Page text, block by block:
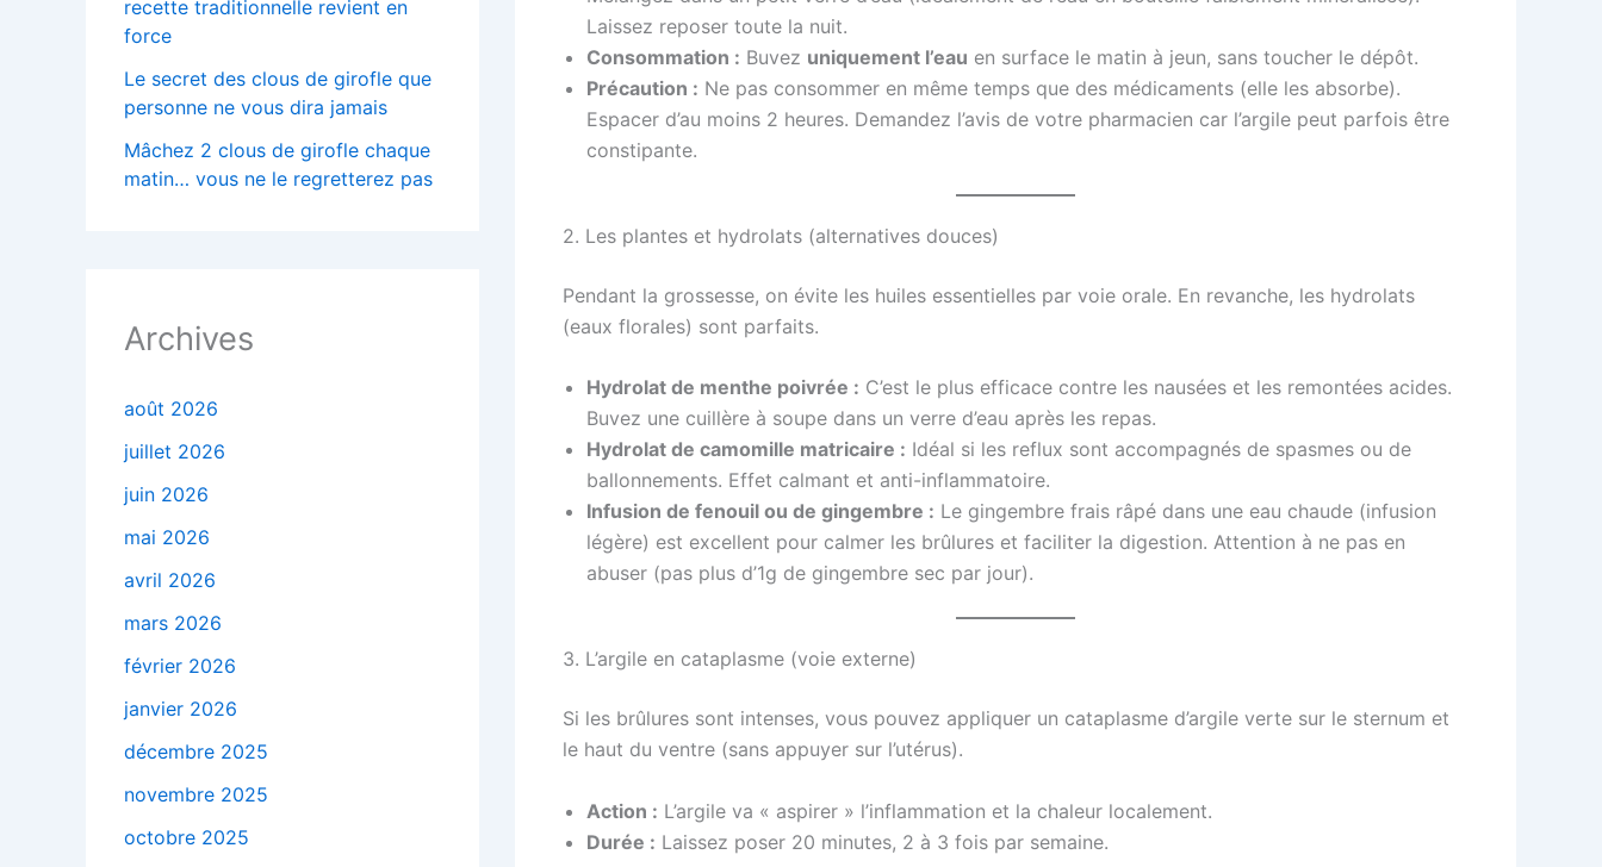
recette traditionnelle revient en
force
Le secret des clous de girofle que
personne ne vous dira jamais
Mâchez 2 clous de girofle chaque
matin… vous ne le regretterez pas
Archives
août 2026
juillet 2026
juin 2026
mai 2026
avril 2026
mars 2026
février 2026
janvier 2026
décembre 2025
novembre 2025
octobre 2025
Laissez reposer toute la nuit.
Consommation : Buvez uniquement l’eau en surface le matin à jeun, sans toucher le dépôt.
Précaution : Ne pas consommer en même temps que des médicaments (elle les absorbe).
Espacer d’au moins 2 heures. Demandez l’avis de votre pharmacien car l’argile peut parfois être
constipante.
2. Les plantes et hydrolats (alternatives douces)
Pendant la grossesse, on évite les huiles essentielles par voie orale. En revanche, les hydrolats
(eaux florales) sont parfaits.
Hydrolat de menthe poivrée : C’est le plus efficace contre les nausées et les remontées acides.
Buvez une cuillère à soupe dans un verre d’eau après les repas.
Hydrolat de camomille matricaire : Idéal si les reflux sont accompagnés de spasmes ou de
ballonnements. Effet calmant et anti-inflammatoire.
Infusion de fenouil ou de gingembre : Le gingembre frais râpé dans une eau chaude (infusion
légère) est excellent pour calmer les brûlures et faciliter la digestion. Attention à ne pas en
abuser (pas plus d’1g de gingembre sec par jour).
3. L’argile en cataplasme (voie externe)
Si les brûlures sont intenses, vous pouvez appliquer un cataplasme d’argile verte sur le sternum et
le haut du ventre (sans appuyer sur l’utérus).
Action : L’argile va « aspirer » l’inflammation et la chaleur localement.
Durée : Laissez poser 20 minutes, 2 à 3 fois par semaine.